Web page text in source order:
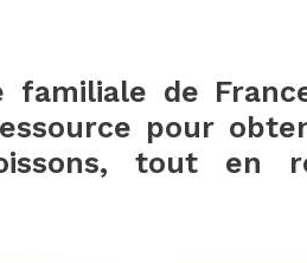
familiale de
pour
tout en